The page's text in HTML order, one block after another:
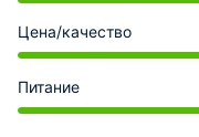
Цена/качество
Питание